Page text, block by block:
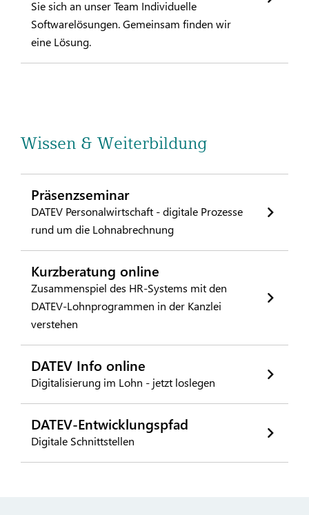
Sie sich an unser Team Individuelle
Softwarelösungen. Gemeinsam finden wir
eine Lösung.
Wissen & Weiterbildung
Präsenzseminar
DATEV Personalwirtschaft - digitale Prozesse
rund um die Lohnabrechnung
Kurzberatung online
Zusammenspiel des HR-Systems mit den
DATEV-Lohnprogrammen in der Kanzlei
verstehen
DATEV Info online
Digitalisierung im Lohn - jetzt loslegen
DATEV-Entwicklungspfad
Digitale Schnittstellen